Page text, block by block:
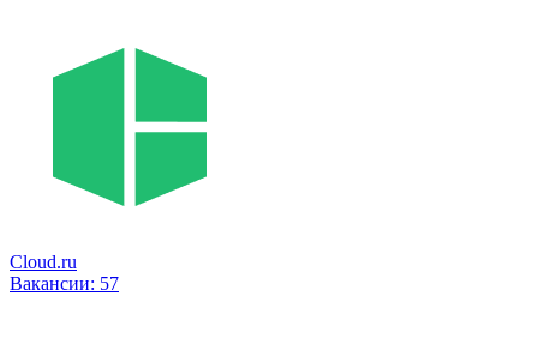
Cloud.ru
Вакансии: 57